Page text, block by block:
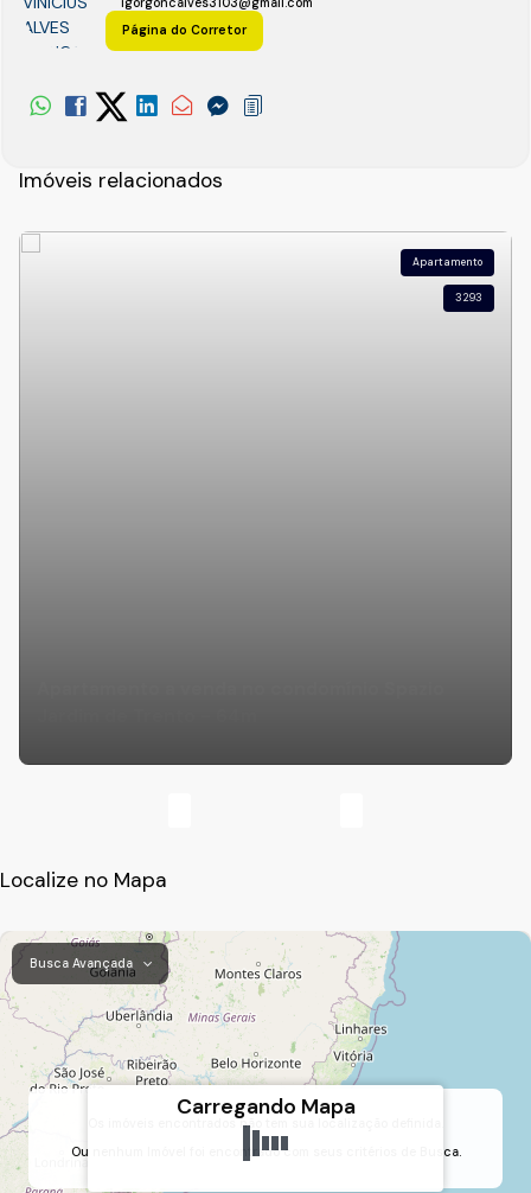
Página do Corretor
Imóveis relacionados
Apartamento
3293
Vila Mafalda, Jundiaí, São Paulo, Brasil
Localize no Mapa
Carregando Mapa
Os imóveis encontrados não tem sua localização definida.
Ou nenhum Imóvel foi encontrado com seus critérios de Busca.
Busca Avançada